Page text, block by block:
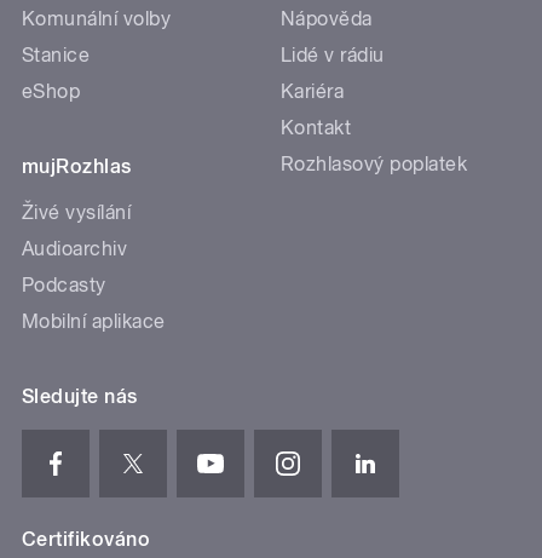
Komunální volby
Stanice
eShop
mujRozhlas
Živé vysílání
Audioarchiv
Podcasty
Mobilní aplikace
Nápověda
Lidé v rádiu
Kariéra
Kontakt
Rozhlasový poplatek
Sledujte nás
Certifikováno